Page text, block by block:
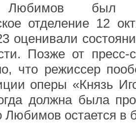
был
отделение 12
оценивали
Позже от
что режиссер
оперы «Князь
должна была
Любимов остается в